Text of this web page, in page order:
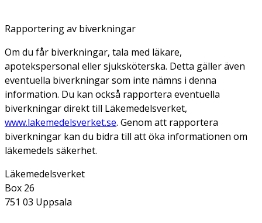
Rapportering av biverkningar
Om du får biverkningar, tala med läkare,
apotekspersonal eller sjuksköterska. Detta gäller även
eventuella biverkningar som inte nämns i denna
information. Du kan också rapportera eventuella
biverkningar direkt till Läkemedelsverket,
www.lakemedelsverket.se. Genom att rapportera
biverkningar kan du bidra till att öka informationen om
läkemedels säkerhet.
Läkemedelsverket
Box 26
751 03 Uppsala